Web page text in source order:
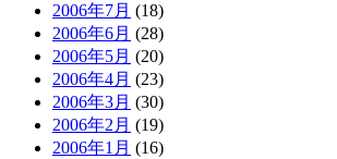
2006年7月 (18)
2006年6月 (28)
2006年5月 (20)
2006年4月 (23)
2006年3月 (30)
2006年2月 (19)
2006年1月 (16)